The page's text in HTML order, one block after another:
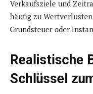
Verkaufsziele und
häufig zu
Grundsteuer oder
Realistische
Schlüssel